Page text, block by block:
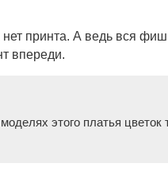
принта. А ведь вся
впереди.
этого платья цветок